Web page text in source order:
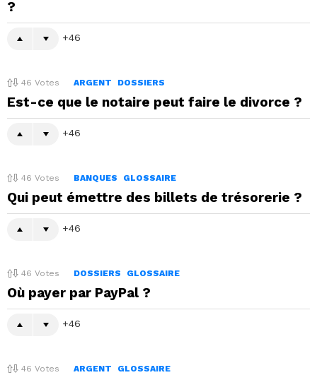
?
46
46 Votes ARGENT DOSSIERS
Est-ce que le notaire peut faire le divorce ?
46
46 Votes BANQUES GLOSSAIRE
Qui peut émettre des billets de trésorerie ?
46
46 Votes DOSSIERS GLOSSAIRE
Où payer par PayPal ?
46
46 Votes ARGENT GLOSSAIRE